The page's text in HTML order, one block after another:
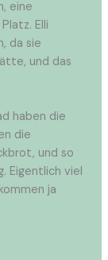
eine
Elli
da sie
und das
haben die
die
und so
Eigentlich viel
ja